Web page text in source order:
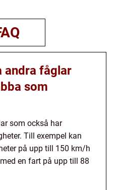
andra fåglar
som
som också har
Till exempel kan
på upp till 150 km/h
en fart på upp till 88